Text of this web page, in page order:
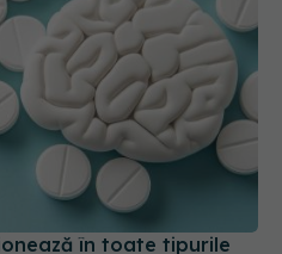
în toate tipurile